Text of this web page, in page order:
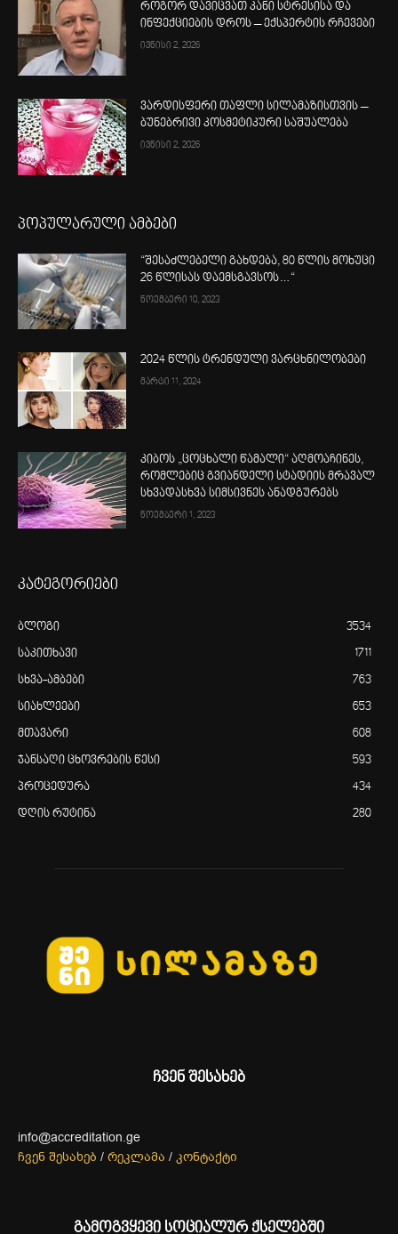
როგორ დავიცვათ კანი სტრესისა და
ინფექციების დროს – ექსპერტის რჩევები
ივნისი 2, 2026
ვარდისფერი თაფლი სილამაზისთვის –
ბუნებრივი კოსმეტიკური საშუალება
ივნისი 2, 2026
პოპულარული ამბები
“შესაძლებელი გახდება, 80 წლის მოხუცი
26 წლისას დაემსგავსოს…“
ნოემბერი 10, 2023
2024 წლის ტრენდული ვარცხნილობები
მარტი 11, 2024
კიბოს „ცოცხალი წამალი“ აღმოაჩინეს,
რომლებიც გვიანდელი სტადიის მრავალ
სხვადასხვა სიმსივნეს ანადგურებს
ნოემბერი 1, 2023
კატეგორიები
ბლოგი 3534
საკითხავი 1711
სხვა-ამბები 763
სიახლეები 653
მთავარი 608
ჯანსაღი ცხოვრების წესი 593
პროცედურა 434
დღის რუტინა 280
ჩვენ შესახებ
info@accreditation.ge
ჩვენ შესახებ / რეკლამა / კონტაქტი
გამოგვყევი სოციალურ ქსელებში